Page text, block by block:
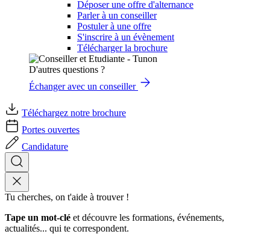
Déposer une offre d'alternance
Parler à un conseiller
Postuler à une offre
S'inscrire à un évènement
Télécharger la brochure
D'autres questions ?
Échanger avec un conseiller
Téléchargez notre brochure
Portes ouvertes
Candidature
Tu cherches, on t'aide à trouver !
Tape un mot-clé et découvre les formations, événements,
actualités... qui te correspondent.